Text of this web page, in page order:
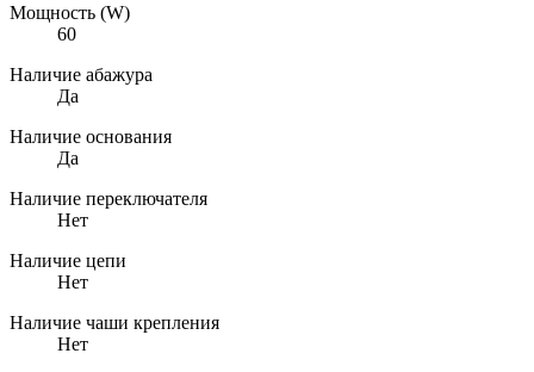
Мощность (W)
60
Наличие абажура
Да
Наличие основания
Да
Наличие переключателя
Нет
Наличие цепи
Нет
Наличие чаши крепления
Нет